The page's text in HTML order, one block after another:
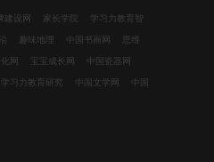
建设网 家长学院 学习力教育智
趣味地理 中国书画网 思维
网 宝宝成长网 中国瓷器网
学习力教育研究 中国文学网 中国